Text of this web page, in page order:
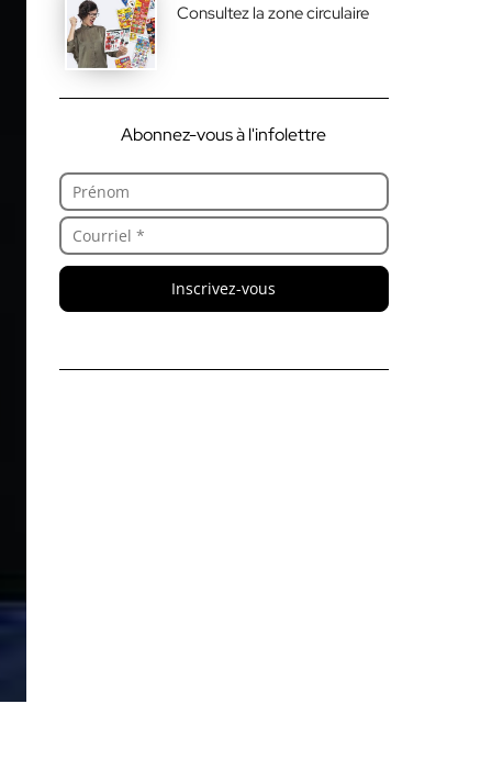
Consultez la zone circulaire
Abonnez-vous à l'infolettre
Inscrivez-vous